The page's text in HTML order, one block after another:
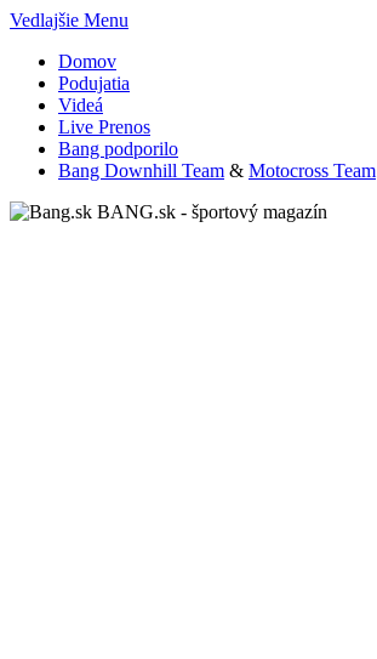
Vedlajšie Menu
Domov
Podujatia
Videá
Live Prenos
Bang podporilo
Bang Downhill Team & Motocross Team
BANG.sk - športový magazín